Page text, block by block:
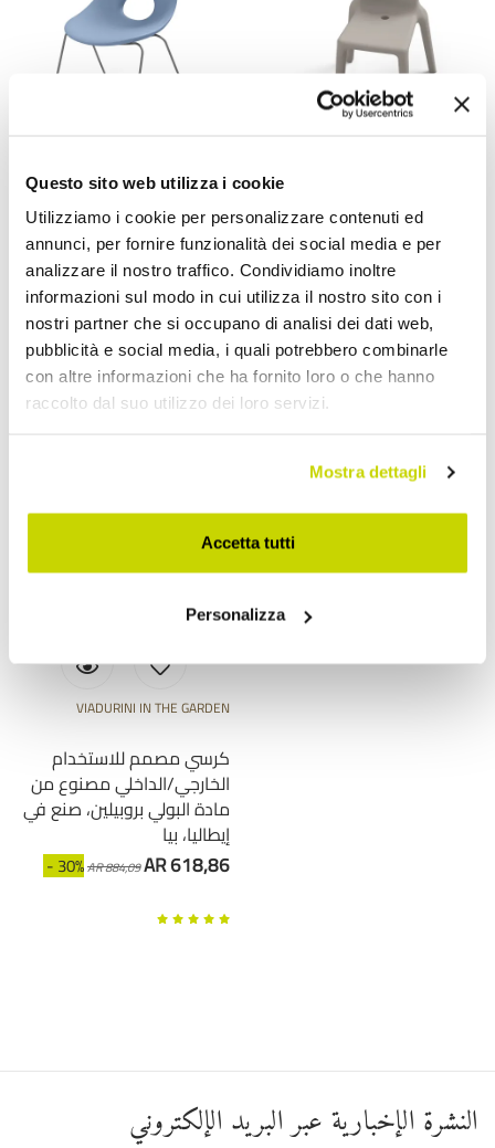
Questo sito web utilizza i cookie
Utilizziamo i cookie per personalizzare contenuti ed
annunci, per fornire funzionalità dei social media e per
analizzare il nostro traffico. Condividiamo inoltre
informazioni sul modo in cui utilizza il nostro sito con i
nostri partner che si occupano di analisi dei dati web,
pubblicità e social media, i quali potrebbero combinarle
con altre informazioni che ha fornito loro o che hanno
raccolto dal suo utilizzo dei loro servizi.
Mostra dettagli
Accetta tutti
Personalizza
VIADURINI IN THE GARDEN
كرسي خارجي مصنوع من
البولي إيثيلين وقاعدة حديدية
صنع في إيطاليا قطعتين -
أشلي
- 30% AR 1.235,63AR 864,94
كرسي خارجي من البولي
إيثيلين 7 ألوان صنع في إيطاليا
قطعتين - روني
- 30%AR 824,92AR 577,44
VIADURINI IN THE GARDEN
كرسي مصمم للاستخدام
الخارجي/الداخلي مصنوع من
مادة البولي بروبيلين، صنع في
إيطاليا، بيا
- 30%AR 884,09AR 618,86
النشرة الإخبارية عبر البريد الإلكتروني